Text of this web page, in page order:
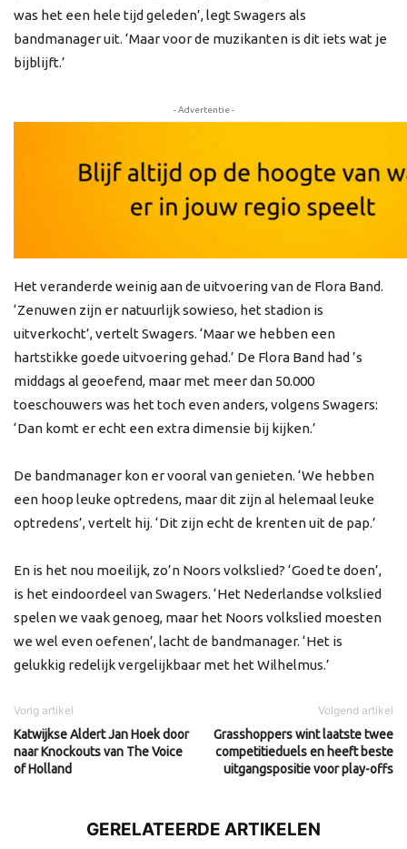
was het een hele tijd geleden’, legt Swagers als
bandmanager uit. ‘Maar voor de muzikanten is dit iets wat je
bijblijft.’
- Advertentie -
Het veranderde weinig aan de uitvoering van de Flora Band.
‘Zenuwen zijn er natuurlijk sowieso, het stadion is
uitverkocht’, vertelt Swagers. ‘Maar we hebben een
hartstikke goede uitvoering gehad.’ De Flora Band had ’s
middags al geoefend, maar met meer dan 50.000
toeschouwers was het toch even anders, volgens Swagers:
‘Dan komt er echt een extra dimensie bij kijken.’
De bandmanager kon er vooral van genieten. ‘We hebben
een hoop leuke optredens, maar dit zijn al helemaal leuke
optredens’, vertelt hij. ‘Dit zijn echt de krenten uit de pap.’
En is het nou moeilijk, zo’n Noors volkslied? ‘Goed te doen’,
is het eindoordeel van Swagers. ‘Het Nederlandse volkslied
spelen we vaak genoeg, maar het Noors volkslied moesten
we wel even oefenen’, lacht de bandmanager. ‘Het is
gelukkig redelijk vergelijkbaar met het Wilhelmus.’
Vorig artikel
Katwijkse Aldert Jan Hoek door
naar Knockouts van The Voice
of Holland
Volgend artikel
Grasshoppers wint laatste twee
competitieduels en heeft beste
uitgangspositie voor play-offs
GERELATEERDE ARTIKELEN